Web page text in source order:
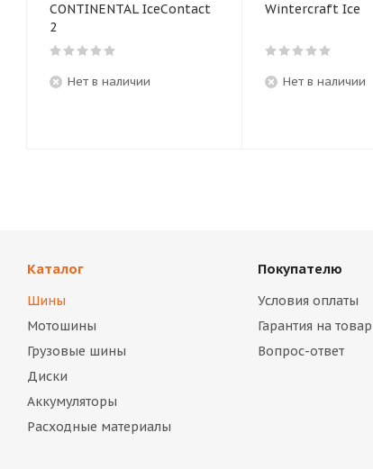
CONTINENTAL IceContact
2
Нет в наличии
Wintercraft Ice
Нет в наличии
Каталог
Шины
Мотошины
Грузовые шины
Диски
Аккумуляторы
Расходные материалы
Покупателю
Условия оплаты
Гарантия на товар
Вопрос-ответ